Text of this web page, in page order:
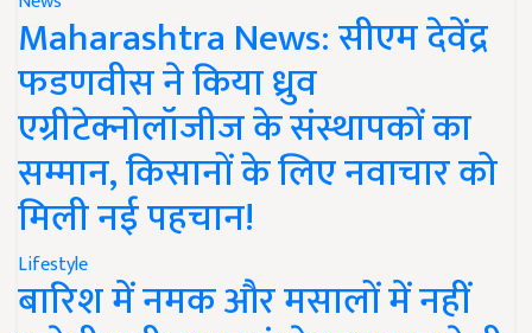
Maharashtra News: सीएम देवेंद्र
फडणवीस ने किया ध्रुव
एग्रीटेक्नोलॉजीज के संस्थापकों का
सम्मान, किसानों के लिए नवाचार को
मिली नई पहचान!
Lifestyle
बारिश में नमक और मसालों में नहीं